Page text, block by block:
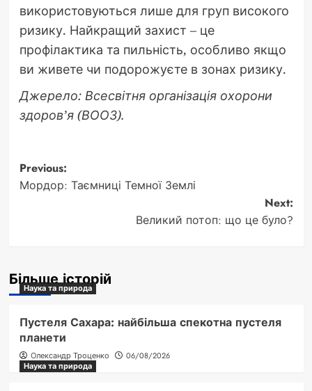
використовуються лише для груп високого
ризику. Найкращий захист – це
профілактика та пильність, особливо якщо
ви живете чи подорожуєте в зонах ризику.
Джерело: Всесвітня організація охорони
здоров’я (ВООЗ).
Post
navigation
Previous:
Мордор: Таємниці Темної Землі
Next:
Великий потоп: що це було?
Більше історій
Наука та природа
Пустеля Сахара: найбільша спекотна пустеля
планети
Олександр Троценко
06/08/2026
Наука та природа